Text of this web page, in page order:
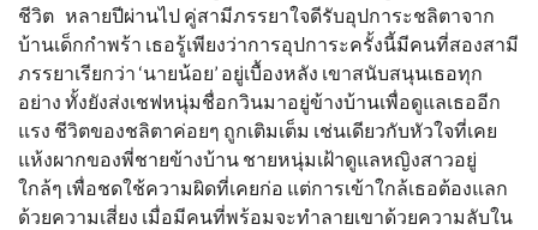
ชีวิต หลายปีผ่านไป คู่สามีภรรยาใจดีรับอุปการะชลิตาจาก
บ้านเด็กกำพร้า เธอรู้เพียงว่าการอุปการะครั้งนี้มีคนที่สองสามี
ภรรยาเรียกว่า ‘นายน้อย’ อยู่เบื้องหลัง เขาสนับสนุนเธอทุก
อย่าง ทั้งยังส่งเชฟหนุ่มชื่อกวินมาอยู่ข้างบ้านเพื่อดูแลเธออีก
แรง ชีวิตของชลิตาค่อยๆ ถูกเติมเต็ม เช่นเดียวกับหัวใจที่เคย
แห้งผากของพี่ชายข้างบ้าน ชายหนุ่มเฝ้าดูแลหญิงสาวอยู่
ใกล้ๆ เพื่อชดใช้ความผิดที่เคยก่อ แต่การเข้าใกล้เธอต้องแลก
ด้วยความเสี่ยง เมื่อมีคนที่พร้อมจะทำลายเขาด้วยความลับใน